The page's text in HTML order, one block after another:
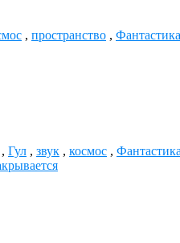
, пространство , Фантастика
, Гул , звук , космос , Фантастика